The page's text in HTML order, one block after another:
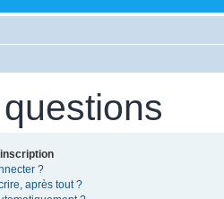
?
après tout ?